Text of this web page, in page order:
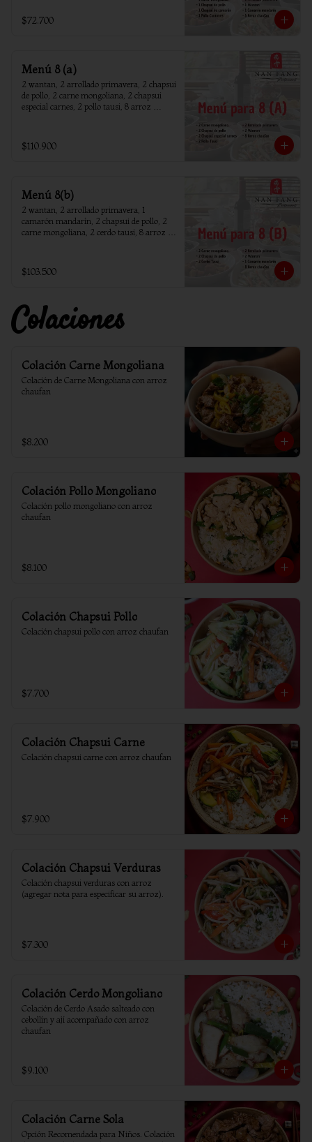
$72.700
Menú 8 (a)
2 wantan, 2 arrollado primavera, 2 chapsui
de pollo, 2 carne mongoliana, 2 chapsui
especial carnes, 2 pollo tausi, 8 arroz
$110.900
Menú 8(b)
2 wantan, 2 arrollado primavera, 1
camarón mandarín, 2 chapsui de pollo, 2
carne mongoliana, 2 cerdo tausi, 8 arroz
$103.500
Colaciones
Colación Carne Mongoliana
Colación de Carne Mongoliana con arroz
chaufan
$8.200
Colación Pollo Mongoliano
Colación pollo mongoliano con arroz
chaufan
$8.100
Colación Chapsui Pollo
Colación chapsui pollo con arroz chaufan
$7.700
Colación Chapsui Carne
Colación chapsui carne con arroz chaufan
$7.900
Colación Chapsui Verduras
Colación chapsui verduras con arroz
(agregar nota para especificar su arroz).
$7.300
Colación Cerdo Mongoliano
Colación de Cerdo Asado salteado con
cebollín y ají acompañado con arroz
chaufan
$9.100
Colación Carne Sola
Opción Recomendada para Niños. Colación